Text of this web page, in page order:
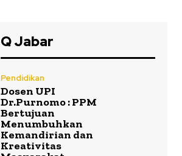
Q Jabar
Pendidikan
Dosen UPI
Dr.Purnomo : PPM
Bertujuan
Menumbuhkan
Kemandirian dan
Kreativitas